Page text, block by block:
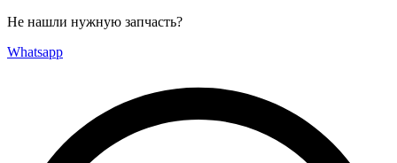
Не нашли нужную запчасть?
Whatsapp